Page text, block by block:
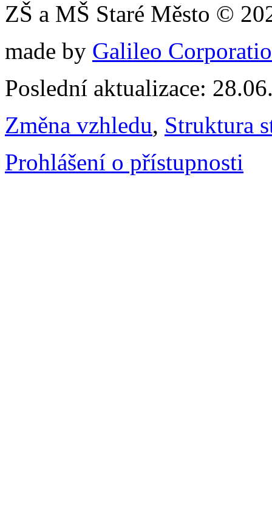
ZŠ a MŠ Staré Město ©
made by Galileo
Poslední aktualizace:
Změna vzhledu, Struktura
Prohlášení o přístupnosti